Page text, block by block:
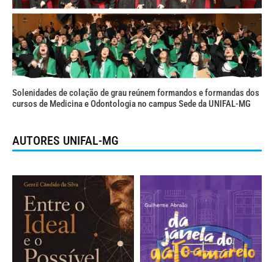
Solenidades de colação de grau reúnem formandos e formandas dos
cursos de Medicina e Odontologia no campus Sede da UNIFAL-MG
AUTORES UNIFAL-MG